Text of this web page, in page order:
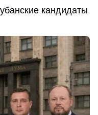
кандидаты